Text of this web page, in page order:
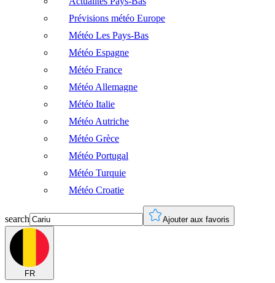
Prévisions météo Europe
Météo Les Pays-Bas
Météo Espagne
Météo France
Météo Allemagne
Météo Italie
Météo Autriche
Météo Grèce
Météo Portugal
Météo Turquie
Météo Croatie
search Ajouter aux favoris
FR